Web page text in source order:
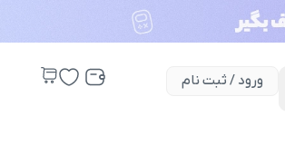
ورود / ثبت نام